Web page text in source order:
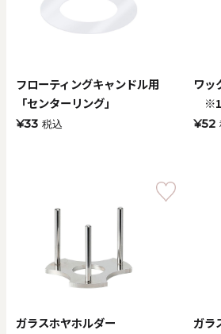
価格で探す
お買い物ガイド お知
フローティングキャンドル用
「センターリング」
¥33 税込
ワッ
¥52
ガラスホヤホルダー ガラ